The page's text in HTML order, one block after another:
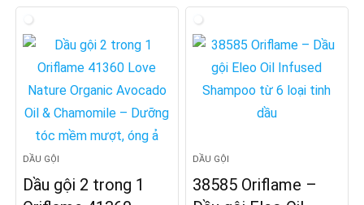
DẦU GỘI
Dầu gội 2 trong 1
DẦU GỘI
38585 Oriflame –